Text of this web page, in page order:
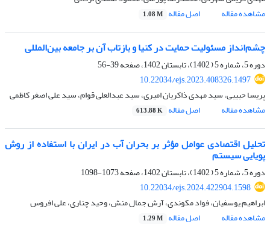
مشاهده مقاله
اصل مقاله 1.08 M
چشم‌انداز مسئولیت حمایت در کنیا و بازتاب آن بر جامعه بین‌المللی
دوره 5، شماره 5 ( 1402)، تابستان 1402، صفحه
39-56
10.22034/ejs.2023.408326.1497
پریسا حبیبی، سید مهدی ذاکریان امیری، سید عبدالعلی قوام، سید علی اصغر کاظمی
مشاهده مقاله
اصل مقاله 613.88 K
تحلیل اقتصادی عوامل مؤثر بر بحران آب در ایران با استفاده از روش
پویایی سیستم
دوره 5، شماره 5 ( 1402)، تابستان 1402، صفحه
1073-1098
10.22034/ejs.2024.422904.1598
ابراهیم یوسفیان، فواد مکوندی، آرش جمال منش، وحید چناری، علی افروس
مشاهده مقاله
اصل مقاله 1.29 M